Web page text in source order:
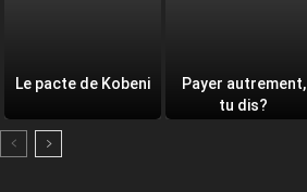
Le pacte de Kobeni
Payer autrement,
tu dis?